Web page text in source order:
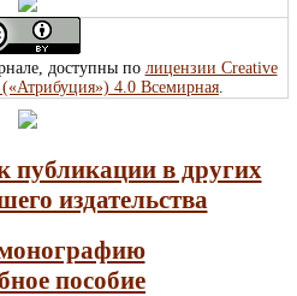
доступны по лицензии Creative
4.0 Всемирная.
публикации в других
издательства
пособие